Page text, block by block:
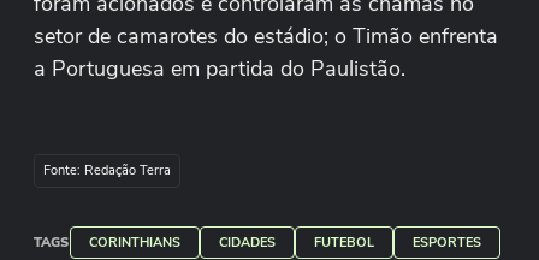
setor de camarotes do estádio; o Timão enfrenta
a Portuguesa em partida do Paulistão.
Fonte: Redação Terra
TAGS CORINTHIANS CIDADES FUTEBOL ESPORTES